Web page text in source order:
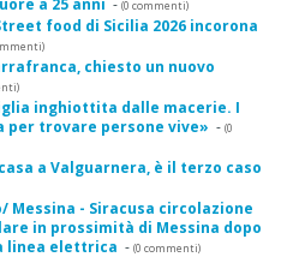
a 25 anni - (0 commenti)
food di Sicilia 2026 incorona
chiesto un nuovo
inghiottita dalle macerie. I
per trovare persone vive» - (0
a Valguarnera, è il terzo caso
Messina - Siracusa circolazione
in prossimità di Messina dopo
linea elettrica - (0 commenti)